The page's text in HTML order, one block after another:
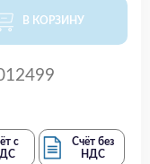
В КОРЗИНУ
с
Счёт без
НДС